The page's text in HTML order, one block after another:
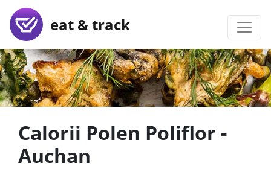
eat & track
Calorii Polen Poliflor -
Auchan